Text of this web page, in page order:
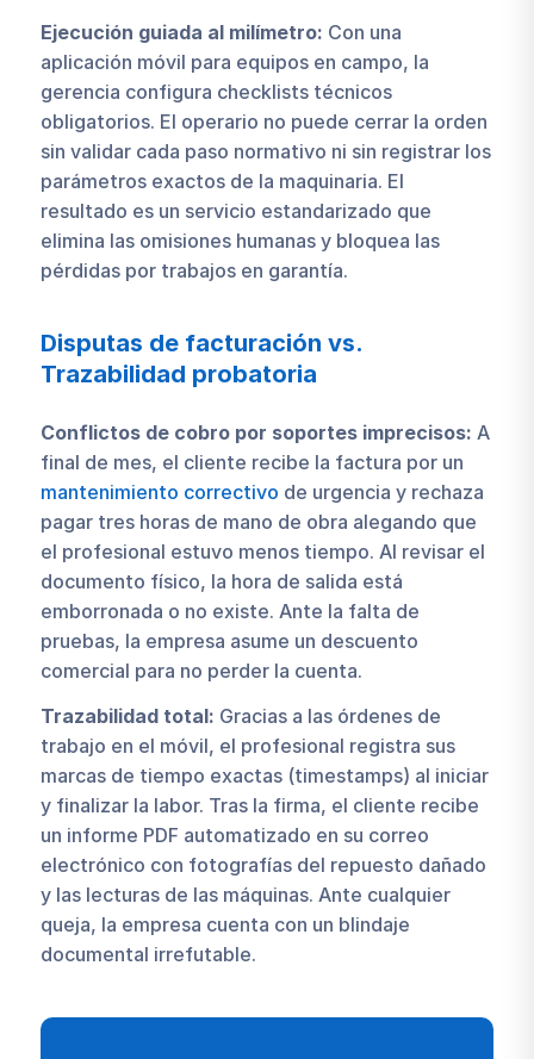
Ejecución guiada al milímetro: Con una
aplicación móvil para equipos en campo, la
gerencia configura checklists técnicos
obligatorios. El operario no puede cerrar la orden
sin validar cada paso normativo ni sin registrar los
parámetros exactos de la maquinaria. El
resultado es un servicio estandarizado que
elimina las omisiones humanas y bloquea las
pérdidas por trabajos en garantía.
Disputas de facturación vs.
Trazabilidad probatoria
Conflictos de cobro por soportes imprecisos: A
final de mes, el cliente recibe la factura por un
mantenimiento correctivo de urgencia y rechaza
pagar tres horas de mano de obra alegando que
el profesional estuvo menos tiempo. Al revisar el
documento físico, la hora de salida está
emborronada o no existe. Ante la falta de
pruebas, la empresa asume un descuento
comercial para no perder la cuenta.
Trazabilidad total: Gracias a las órdenes de
trabajo en el móvil, el profesional registra sus
marcas de tiempo exactas (timestamps) al iniciar
y finalizar la labor. Tras la firma, el cliente recibe
un informe PDF automatizado en su correo
electrónico con fotografías del repuesto dañado
y las lecturas de las máquinas. Ante cualquier
queja, la empresa cuenta con un blindaje
documental irrefutable.